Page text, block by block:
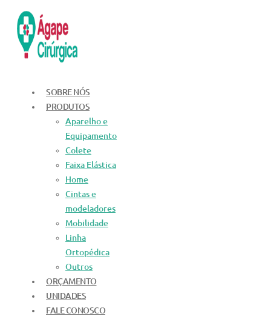
para
conteúdo
SOBRE NÓS
PRODUTOS
Aparelho e
Equipamento
Colete
Faixa Elástica
Home
Cintas e
modeladores
Mobilidade
Linha
Ortopédica
Outros
ORÇAMENTO
UNIDADES
FALE CONOSCO